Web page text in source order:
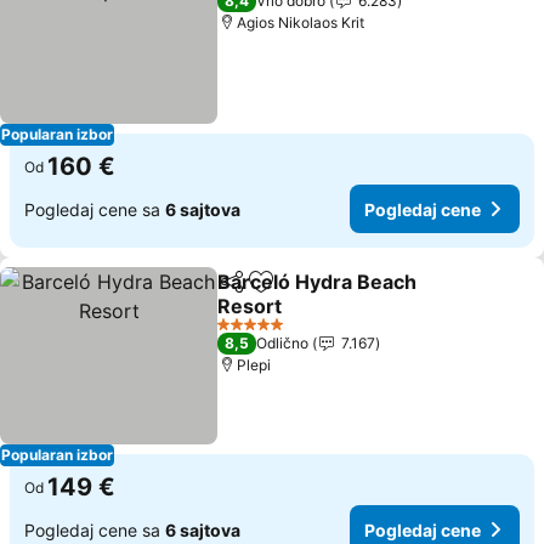
Popularan izbor
Agios Nikolaos Krit
Od 160 €
Pogledaj cene sa 6 sajtova Pogledaj cene
Popularan izbor
Deli Dodati u favorite
Barceló Hydra Beach
Resort
Pogledaj cene
5 Zvezdice
8,5 Odlično
7.167
Plepi
Od 149 €
Pogledaj cene sa 6 sajtova Pogledaj cene